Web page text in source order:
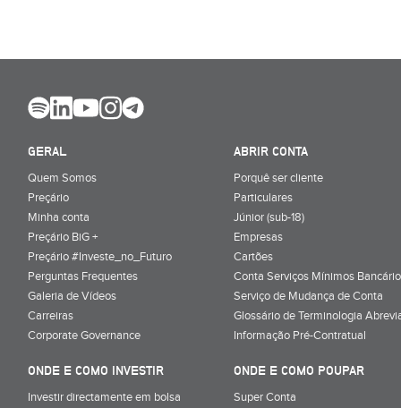
GERAL
Quem Somos
Preçário
Minha conta
Preçário BiG +
Preçário #Investe_no_Futuro
Perguntas Frequentes
Galeria de Vídeos
Carreiras
Corporate Governance
ABRIR CONTA
Porquê ser cliente
Particulares
Júnior (sub-18)
Empresas
Cartões
Conta Serviços Mínimos
Serviço de Mudança de Conta
Glossário de Terminologia
Informação Pré-Contratual
ONDE E COMO INVESTIR
Investir directamente em bolsa
ONDE E COMO POUPAR
Super Conta